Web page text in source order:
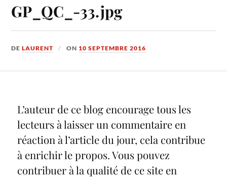
GP_QC_-33.jpg
DELAURENT ON 10 SEPTEMBRE 2016
L’auteur de ce blog encourage tous les
lecteurs à laisser un commentaire en
réaction à l’article du jour, cela contribue
à enrichir le propos. Vous pouvez
contribuer à la qualité de ce site en